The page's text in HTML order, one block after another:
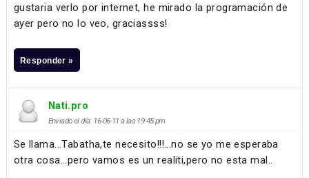
gustaria verlo por internet, he mirado la programación de
ayer pero no lo veo, graciassss!
Responder »
Nati.pro
Enviado el día: 16-06-11 a las 19:45 pm
Se llama...Tabatha,te necesito!!!...no se yo me esperaba
otra cosa...pero vamos es un realiti,pero no esta mal..